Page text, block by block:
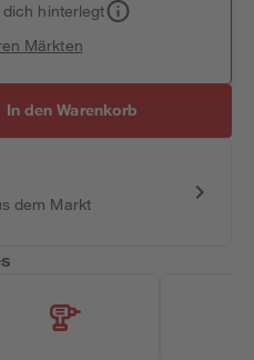
dich hinterlegt
Märkten
In den Warenkorb
dem Markt